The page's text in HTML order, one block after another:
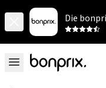
Die